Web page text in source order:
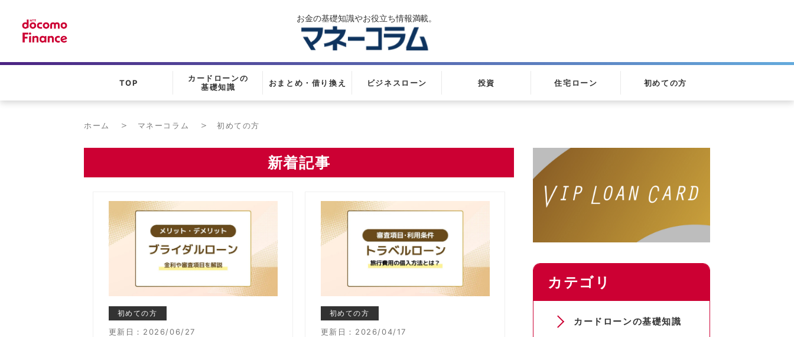
TOP
カードローンの
基礎知識
おまとめ・借り換え ビジネスローン 投資 住宅ローン 初めての方
ホーム マネーコラム 初めての方
新着記事
初めての方
更新日： 2026/06/27
初めての方
更新日： 2026/04/17
カテゴリ
カードローンの基礎知識